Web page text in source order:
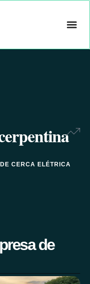
CERCA ELÉTRICA
de